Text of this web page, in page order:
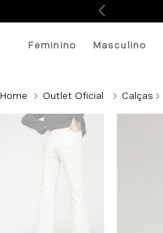
Feminino Masculino
Outlet Oficial Calças